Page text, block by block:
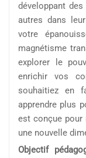
développant
autres dans
votre
magnétisme
explorer le
enrichir vos
souhaitiez en
apprendre plus
est conçue pour
une nouvelle
Objectif